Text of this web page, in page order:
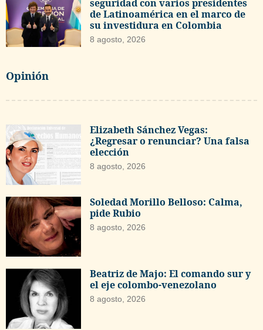
seguridad con varios presidentes
de Latinoamérica en el marco de
su investidura en Colombia
8 agosto, 2026
Opinión
Elizabeth Sánchez Vegas:
¿Regresar o renunciar? Una falsa
elección
8 agosto, 2026
Soledad Morillo Belloso: Calma,
pide Rubio
8 agosto, 2026
Beatriz de Majo: El comando sur y
el eje colombo-venezolano
8 agosto, 2026